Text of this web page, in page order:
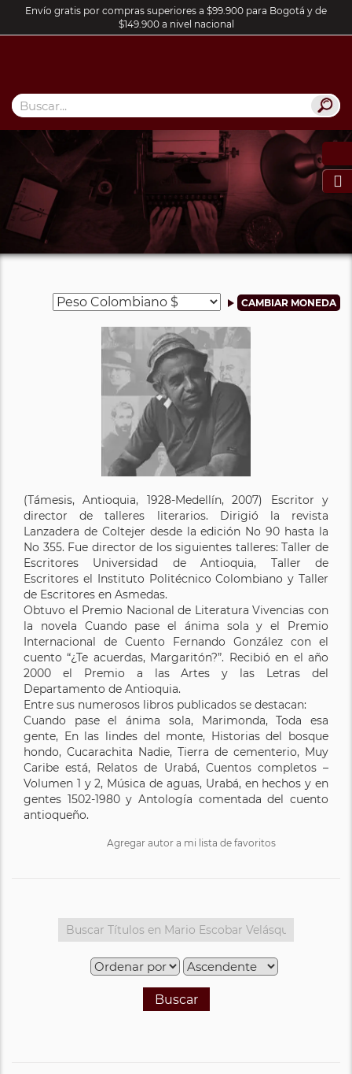
Envío gratis por compras superiores a $99.900 para Bogotá y de
$149.900 a nivel nacional

(Támesis, Antioquia, 1928-Medellín, 2007) Escritor y
director de talleres literarios. Dirigió la revista
Lanzadera de Coltejer desde la edición No 90 hasta la
No 355. Fue director de los siguientes talleres: Taller de
Escritores Universidad de Antioquia, Taller de
Escritores el Instituto Politécnico Colombiano y Taller
de Escritores en Asmedas.
Obtuvo el Premio Nacional de Literatura Vivencias con
la novela Cuando pase el ánima sola y el Premio
Internacional de Cuento Fernando González con el
cuento “¿Te acuerdas, Margaritón?”. Recibió en el año
2000 el Premio a las Artes y las Letras del
Departamento de Antioquia.
Entre sus numerosos libros publicados se destacan:
Cuando pase el ánima sola, Marimonda, Toda esa
gente, En las lindes del monte, Historias del bosque
hondo, Cucarachita Nadie, Tierra de cementerio, Muy
Caribe está, Relatos de Urabá, Cuentos completos –
Volumen 1 y 2, Música de aguas, Urabá, en hechos y en
gentes 1502-1980 y Antología comentada del cuento
antioqueño.
Agregar autor a mi lista de favoritos
Buscar